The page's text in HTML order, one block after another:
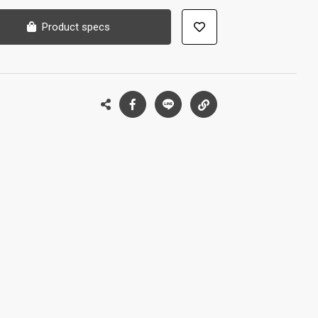
Product specs